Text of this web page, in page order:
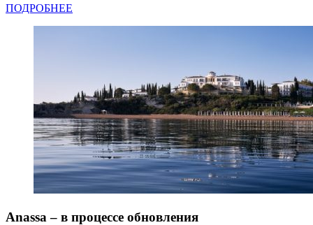
ПОДРОБНЕЕ
Anassa – в процессе обновления